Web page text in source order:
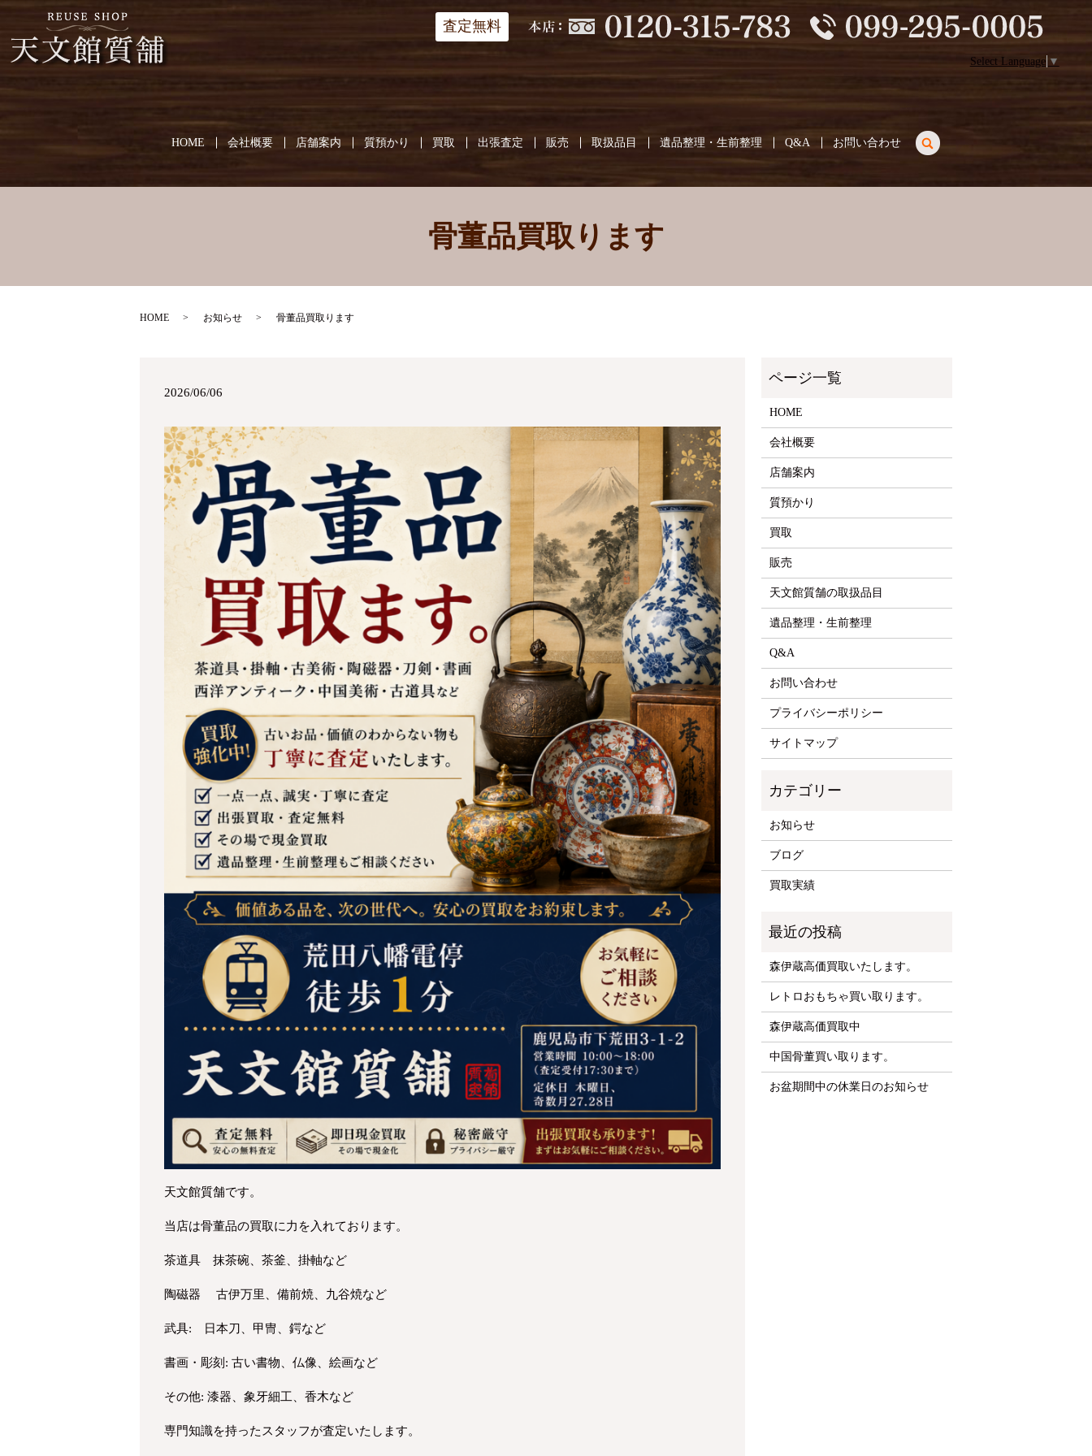
HOME 会社概要 店舗案内 質預かり 買取 出張査定 販売 取扱品目 遺品整理・生前整理 Q&A お問い合わせ search
査定無料
Select Language ▼
骨董品買取ります
HOME お知らせ 骨董品買取ります
2026/06/06
天文館質舗です。
当店は骨董品の買取に力を入れております。
茶道具 抹茶碗、茶釜、掛軸など
陶磁器 古伊万里、備前焼、九谷焼など
武具: 日本刀、甲冑、鍔など
書画・彫刻: 古い書物、仏像、絵画など
その他: 漆器、象牙細工、香木など
専門知識を持ったスタッフが査定いたします。
HOME
会社概要
店舗案内
質預かり
買取
販売
天文館質舗の取扱品目
遺品整理・生前整理
Q&A
お問い合わせ
プライバシーポリシー
サイトマップ
お知らせ
ブログ
買取実績
森伊蔵高価買取いたします。
レトロおもちゃ買い取ります。
森伊蔵高価買取中
中国骨董買い取ります。
お盆期間中の休業日のお知らせ